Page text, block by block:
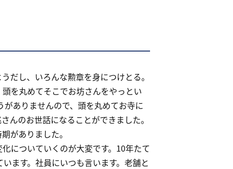
だし、いろんな勲章を身につけとる。
を丸めてそこでお坊さんをやっとい
ありませんので、頭を丸めてお寺に
んのお世話になることができました。
がありました。
についていくのが大変です。10年たて
ます。社員にいつも言います。老舗と